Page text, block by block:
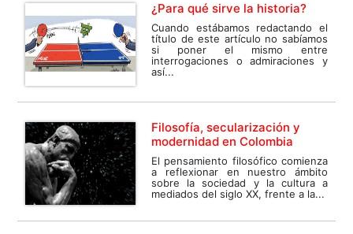
¿Para qué sirve la historia?
Cuando estábamos redactando el
título de este artículo no sabíamos
si poner el mismo entre
interrogaciones o admiraciones y
así...
Filosofía, secularización y
modernidad en Colombia
El pensamiento filosófico comienza
a reflexionar en nuestro ámbito
sobre la sociedad y la cultura a
mediados del siglo XX, frente a la...